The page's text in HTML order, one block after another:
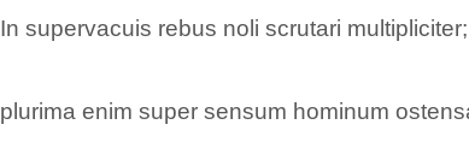
In supervacuis rebus noli scrutari multipliciter;
plurima enim super sensum hominum